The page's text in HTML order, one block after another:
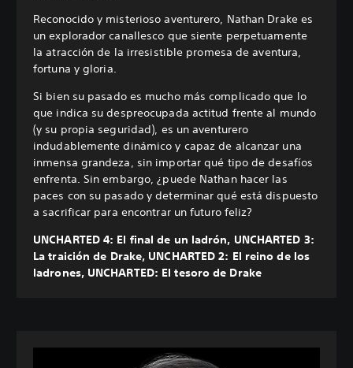
Reconocido y misterioso aventurero, Nathan Drake es
un explorador canallesco que siente perpetuamente
la atracción de la irresistible promesa de aventura,
fortuna y gloria.
Si bien su pasado es mucho más complicado que lo
que indica su despreocupada actitud frente al mundo
(y su propia seguridad), es un aventurero
indudablemente dinámico y capaz de alcanzar una
inmensa grandeza, sin importar qué tipo de desafíos
enfrenta. Sin embargo, ¿puede Nathan hacer las
paces con su pasado y determinar qué está dispuesto
a sacrificar para encontrar un futuro feliz?
UNCHARTED 4: El final de un ladrón, UNCHARTED 3:
La traición de Drake, UNCHARTED 2: El reino de los
ladrones, UNCHARTED: El tesoro de Drake